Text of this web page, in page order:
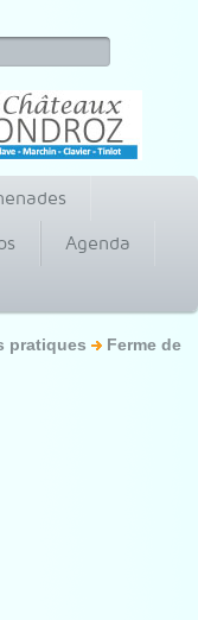
Agenda
pratiques
Ferme de